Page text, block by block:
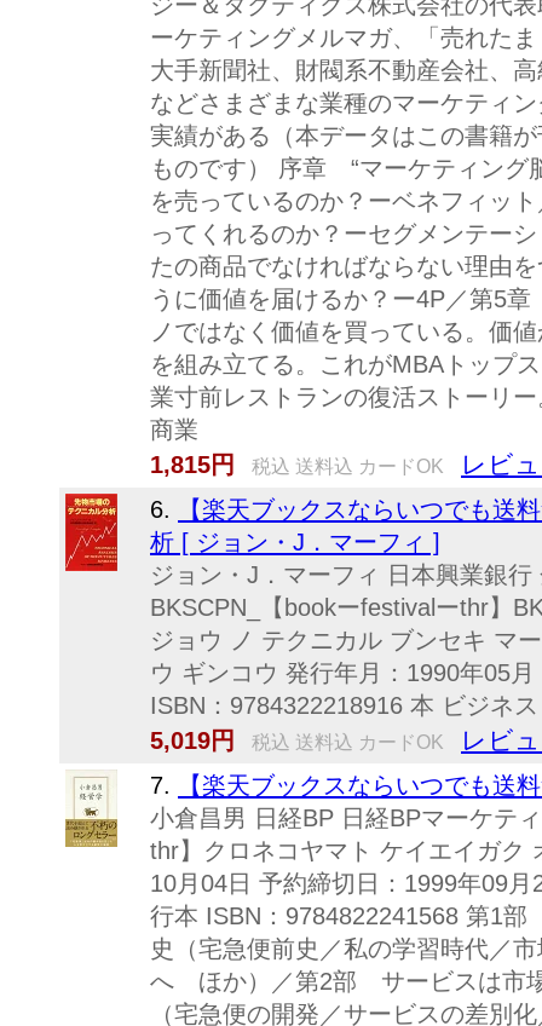
ーケティングメルマガ、「売れた
大手新聞社、財閥系不動産会社、
などさまざまな業種のマーケティ
実績がある（本データはこの書籍
ものです） 序章 “マーケティン
を売っているのか？ーベネフィッ
ってくれるのか？ーセグメンテー
たの商品でなければならない理由
うに価値を届けるか？ー4P／第5
ノではなく価値を買っている。価
を組み立てる。これがMBAトップ
業寸前レストランの復活ストーリ
商業
1,815円
税込 送料込 カードOK レビ
6.
【楽天ブックスならいつでも送
析 [ ジョン・J．マーフィ ]
ジョン・J．マーフィ 日本興業銀
BKSCPN_【bookーfestivalーthr】
ジョウ ノ テクニカル ブンセキ マ
ウ ギンコウ 発行年月：1990年05
ISBN：9784322218916 本 ビジネ
5,019円
税込 送料込 カードOK レビ
7.
【楽天ブックスならいつでも送
小倉昌男 日経BP 日経BPマーケテ
thr】クロネコヤマト ケイエイガク
10月04日 予約締切日：1999年09
行本 ISBN：9784822241568 第1
史（宅急便前史／私の学習時代／
へ ほか）／第2部 サービスは市
（宅急便の開発／サービスの差別